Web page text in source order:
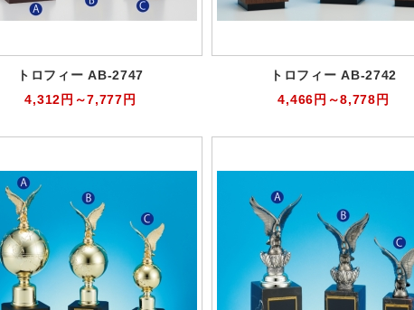
トロフィー AB-2747
4,312円～7,777円
トロフィー AB-2742
4,466円～8,778円